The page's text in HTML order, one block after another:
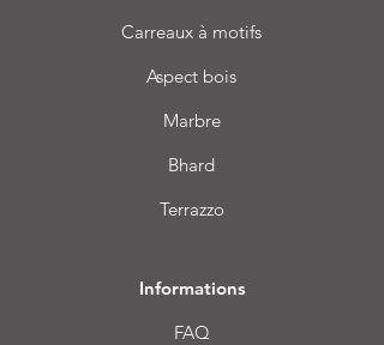
Carreaux à motifs
Aspect bois
Marbre
Bhard
Terrazzo
Informations
FAQ